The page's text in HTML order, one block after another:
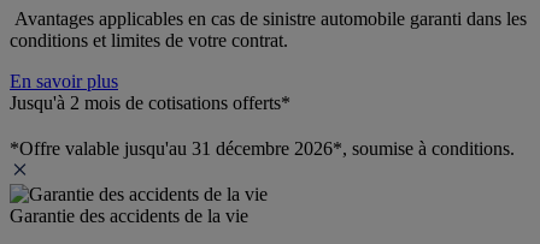
Avantages applicables en cas de sinistre automobile garanti dans les
conditions et limites de votre contrat.
En savoir plus
Jusqu'à 2 mois de cotisations offerts*
*Offre valable jusqu'au 31 décembre 2026*, soumise à conditions.
Garantie des accidents de la vie